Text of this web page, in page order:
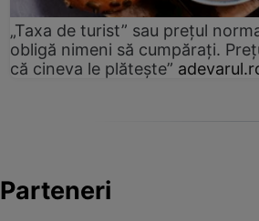
„Taxa de turist” sau prețul
obligă nimeni să cumpărați.
că cineva le plătește”
Parteneri